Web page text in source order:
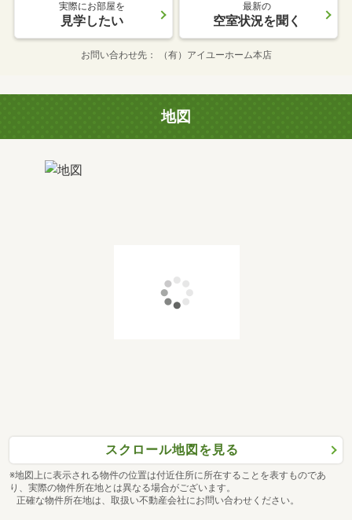
実際にお部屋を
見学したい
最新の
空室状況を聞く
お問い合わせ先 （有）アイユーホーム本店
地図
スクロール地図を見る
※地図上に表示される物件の位置は付近住所に所在することを表すものであ
り、実際の物件所在地とは異なる場合がございます。
正確な物件所在地は、取扱い不動産会社にお問い合わせください。